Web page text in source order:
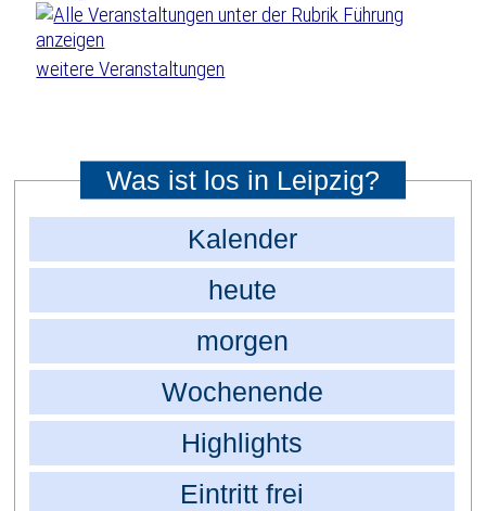
weitere Veranstaltungen
Was ist los in Leipzig?
Kalender
heute
morgen
Wochenende
Highlights
Eintritt frei